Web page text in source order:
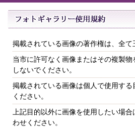
掲載されている画像の著作権は、全て
当市に許可なく画像またはその複製
しないでください。
掲載されている画像は個人で使用す
ください。
上記目的以外に画像を使用したい場
わせください。